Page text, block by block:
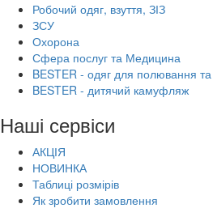
Робочий одяг, взуття, ЗІЗ
ЗСУ
Охорона
Сфера послуг та Медицина
BESTER - одяг для полювання та
BESTER - дитячий камуфляж
Наші сервіси
АКЦІЯ
НОВИНКА
Таблиці розмірів
Як зробити замовлення